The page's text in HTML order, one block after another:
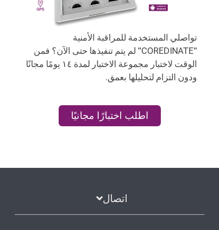
تواصلي المستخدمة للمراقبة الأمنية
"COREDINATE" لم يتم تنفيذها حتى الآن؟ فمن
الوقت لاختبار مجموعة الاختبار لمدة ١٤ يومًا مجانًا
ودون التزام لتحليلها بعمق.
اطلب اختبارًا مجانيًا
اتصال